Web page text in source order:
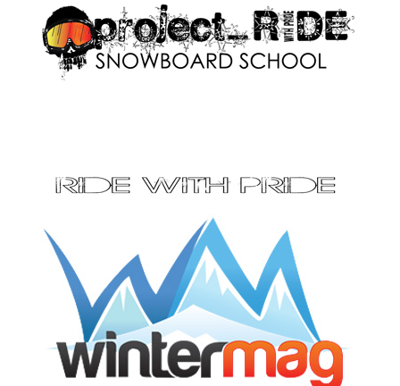
Petroşani, Haţeg, Strei
Parâng-Șureanu-Lotrului
Click pe imagine pentru afișarea ei în întregime
Click pe imagine pentru afișarea ei în întregime